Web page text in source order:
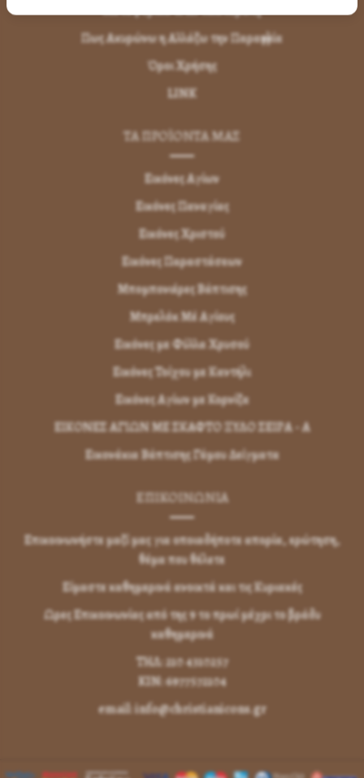
Μεταφορικά & Αντικαταβολή
Πως Ακυρώνω η Αλλάζω την Παραγγελία
Όροι Χρήσης
LINK
ΤΑ ΠΡΟΪΟΝΤΑ ΜΑΣ
Εικόνες Αγίων
Εικόνες Παναγίας
Εικόνες Χριστού
Εικόνες Παραστάσεων
Μπομπονιέρες Βάπτισης
Μπρελόκ Μέ Αγίους
Εικόνες με Φύλλα Χρυσού
Εικόνες Τοίχου με Καντήλι
Εικόνες Αγίων με Κορνίζα
ΕΙΚΟΝΕΣ ΑΓΙΩΝ ΜΕ ΣΚΑΦΤΟ ΞΥΛΟ ΣΕΙΡΑ - Α
Εικονάκια Βάπτισης Γάμου Δείγματα
ΕΠΙΚΟΙΝΩΝΊΑ
Επικοινωνήστε μαζί μας για οποιαδήποτε απορία, ερώτηση,
θέμα που θέλετε
Είμαστε καθημερινά ανοικτά και τις Κυριακές
Ωρες Επικοινωνίας από της 9 το πρωί μέχρι το βράδυ
καθημερινά
ΤΗΛ: 210 4310257
KIN: 6977572104
email: info@christianicons.gr